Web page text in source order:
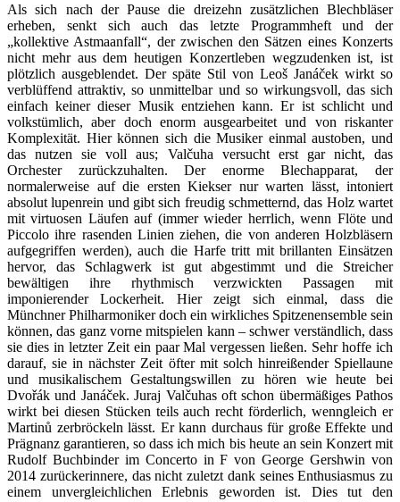
Als sich nach der Pause die dreizehn zusätzlichen Blechbläser
erheben, senkt sich auch das letzte Programmheft und der
„kollektive Astmaanfall“, der zwischen den Sätzen eines Konzerts
nicht mehr aus dem heutigen Konzertleben wegzudenken ist, ist
plötzlich ausgeblendet. Der späte Stil von Leoš Janáček wirkt so
verblüffend attraktiv, so unmittelbar und so wirkungsvoll, das sich
einfach keiner dieser Musik entziehen kann. Er ist schlicht und
volkstümlich, aber doch enorm ausgearbeitet und von riskanter
Komplexität. Hier können sich die Musiker einmal austoben, und
das nutzen sie voll aus; Valčuha versucht erst gar nicht, das
Orchester zurückzuhalten. Der enorme Blechapparat, der
normalerweise auf die ersten Kiekser nur warten lässt, intoniert
absolut lupenrein und gibt sich freudig schmetternd, das Holz wartet
mit virtuosen Läufen auf (immer wieder herrlich, wenn Flöte und
Piccolo ihre rasenden Linien ziehen, die von anderen Holzbläsern
aufgegriffen werden), auch die Harfe tritt mit brillanten Einsätzen
hervor, das Schlagwerk ist gut abgestimmt und die Streicher
bewältigen ihre rhythmisch verzwickten Passagen mit
imponierender Lockerheit. Hier zeigt sich einmal, dass die
Münchner Philharmoniker doch ein wirkliches Spitzenensemble sein
können, das ganz vorne mitspielen kann – schwer verständlich, dass
sie dies in letzter Zeit ein paar Mal vergessen ließen. Sehr hoffe ich
darauf, sie in nächster Zeit öfter mit solch hinreißender Spiellaune
und musikalischem Gestaltungswillen zu hören wie heute bei
Dvořák und Janáček. Juraj Valčuhas oft schon übermäßiges Pathos
wirkt bei diesen Stücken teils auch recht förderlich, wenngleich er
Martinů zerbröckeln lässt. Er kann durchaus für große Effekte und
Prägnanz garantieren, so dass ich mich bis heute an sein Konzert mit
Rudolf Buchbinder im Concerto in F von George Gershwin von
2014 zurückerinnere, das nicht zuletzt dank seines Enthusiasmus zu
einem unvergleichlichen Erlebnis geworden ist. Dies tut den